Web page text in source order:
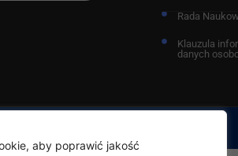
aby poprawić jakość
Rada
Klauzula
danych